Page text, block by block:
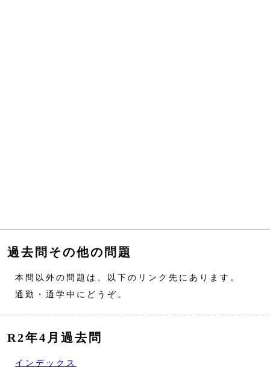
過去問その他の問題
本問以外の問題は、以下のリンク先にあります。
通勤・通学中にどうぞ。
R2年4月過去問
インデックス